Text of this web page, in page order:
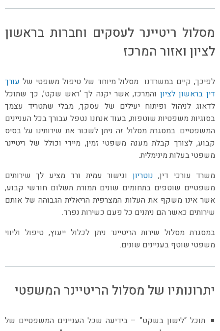
מסלול ריטיינר לעסקים וחברות בראשון
לציון ואזור המרכז
לפיכך, קיים במשרדנו מסלול מיוחד של טיפול משפטי של עורך
דין בראשון לציון והמרכז, אשר יקנה לך ‘ראש שקט’, כך שתוכל
לדאוג לניהול ופיתוח יעילים של עסקך, מבלי שתטריד עצמך
בסוגיות משפטיות שוטפות, בעוד אנחנו נטפל עבורך בכל העניינים
המשפטיים. במסגרת מסלול זה ניתן לשכור את שירותינו על בסיס
קבוע, לצורך קבלת מענה משפטי זמין, מיידי וכולל של ריטיינר
משפטי בעלות מינימלית.
משרד עורכי דין, נוטריון וגישור עמית ורד מציע לך שירותים
משפטיים שוטפים בתחומים שונים תמורת תשלום חודשי קבוע,
אשר אינו משקף את העלות המצרפית הריאלית הגבוהה של אותם
שירותים כאשר הם ניתנים כל פעם כשירות נפרד.
במסגרת מסלול שירות הריטיינר ניתן לכלול ייעוץ, טיפול וליווי
משפטי שוטף בעניינים שונים.
יתרונותיו של מסלול הריטיינר המשפטי
תוכל “לישון בשקט” – בידיעה שכל העניינים המשפטיים של